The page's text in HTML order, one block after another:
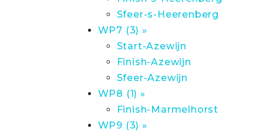
Sfeer-s-Heerenberg
WP7 (3) »
Start-Azewijn
Finish-Azewijn
Sfeer-Azewijn
WP8 (1) »
Finish-Marmelhorst
WP9 (3) »